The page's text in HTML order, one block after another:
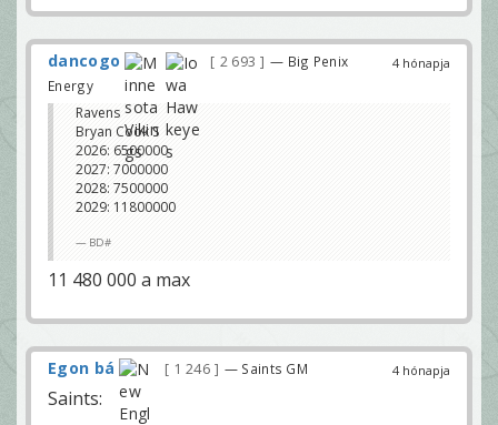
4 hónapja
dancogo 2 693
— Big Penix
Energy
Ravens
Bryan Cook S
2026: 6500000
2027: 7000000
2028: 7500000
2029: 11800000
BD#
11 480 000 a max
4 hónapja
Egon bá 1 246 — Saints GM
Saints: